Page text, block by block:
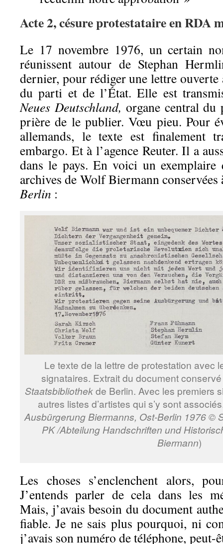
Acte 2, césure protestataire en RDA
Le 17 novembre 1976, un certain
réunissent autour de Stephan
dernier, pour rédiger une lettre
du parti et de l’État. Elle est
Neues Deutschland, organe central du
prière de le publier. Vœu pieu. Pour
allemands, le texte est finalement
embargo. Et à l’agence Reuter. Il a
dans le pays. En voici un exemplaire
archives de Wolf Biermann
Berlin :
Le texte de la lettre de protestation avec
signataires. Extrait du document
Staatsbibliothekde Berlin. Avec les premiers
autres listes d’artistes qui s’y sont
Ausbürgerung Biermanns, Ost-Berlin 1976 ©
PK /Abteilung Handschriften und
Biermann)
Les choses s’enclenchent alors,
J’entends parler de cela dans les
Mais, j’avais besoin du document
fiable. Je ne sais plus pourquoi, ni
j’avais son numéro de téléphone,